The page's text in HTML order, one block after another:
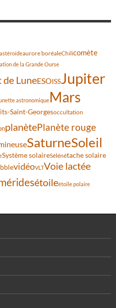
astéroïdeaurore boréaleChilicomète
de la Grande Ourse
LuneESOISSJupiter
astronomiqueMars
Saint-Georgesoccultation
planètePlanète rouge
SaturneSoleil
Système solaireSélénétache solaire
vidéoVLTVoie lactée
étoileétoile polaire